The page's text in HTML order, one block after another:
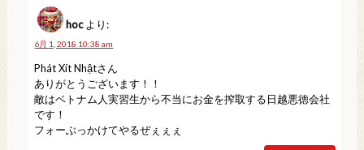
hoc より:
6月 1, 2018 10:38 am
Phát Xít Nhậtさん
ありがとうございます！！
敵はベトナム人実習生から不当にお金を搾取する日越悪徳会社
です！
フォーぶっかけてやるぜぇぇぇ